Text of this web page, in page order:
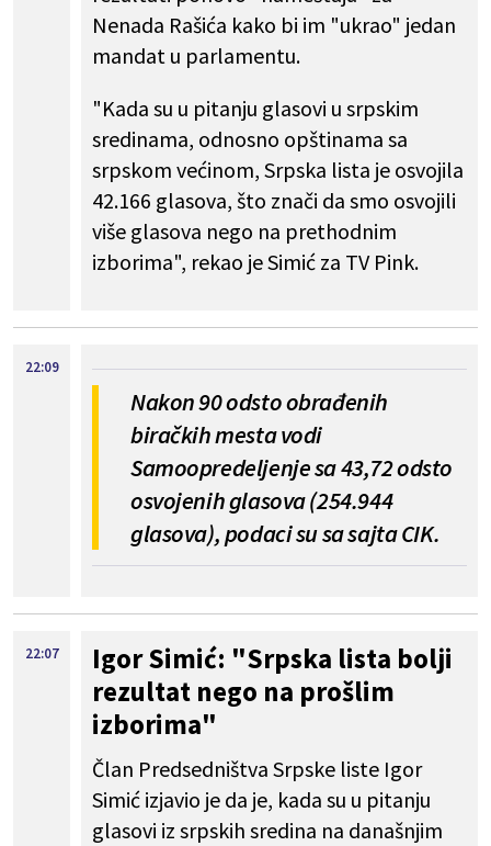
Nenada Rašića kako bi im "ukrao" jedan
mandat u parlamentu.
"Kada su u pitanju glasovi u srpskim
sredinama, odnosno opštinama sa
srpskom većinom, Srpska lista je osvojila
42.166 glasova, što znači da smo osvojili
više glasova nego na prethodnim
izborima", rekao je Simić za TV Pink.
22:09
Nakon 90 odsto obrađenih
biračkih mesta vodi
Samoopredeljenje sa 43,72 odsto
osvojenih glasova (254.944
glasova), podaci su sa sajta CIK.
22:07
Igor Simić: "Srpska lista bolji
rezultat nego na prošlim
izborima"
Član Predsedništva Srpske liste Igor
Simić izjavio je da je, kada su u pitanju
glasovi iz srpskih sredina na današnjim